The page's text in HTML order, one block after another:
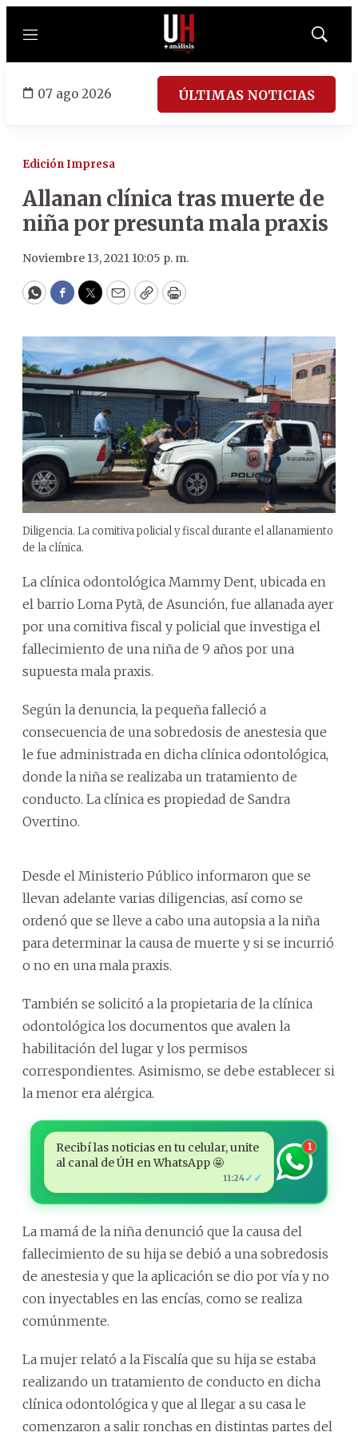
Menú
Mostrar
07 ago 2026 ÚLTIMAS NOTICIAS
Edición Impresa
Allanan clínica tras muerte de
niña por presunta mala praxis
Noviembre 13, 2021 10:05 p. m.
WhatsApp
Facebook
Twitter
EmailCopyPrint
Diligencia. La comitiva policial y fiscal durante el allanamiento
de la clínica.
La clínica odontológica Mammy Dent, ubicada en
el barrio Loma Pytã, de Asunción, fue allanada ayer
por una comitiva fiscal y policial que investiga el
fallecimiento de una niña de 9 años por una
supuesta mala praxis.
Según la denuncia, la pequeña falleció a
consecuencia de una sobredosis de anestesia que
le fue administrada en dicha clínica odontológica,
donde la niña se realizaba un tratamiento de
conducto. La clínica es propiedad de Sandra
Overtino.
Desde el Ministerio Público informaron que se
llevan adelante varias diligencias, así como se
ordenó que se lleve a cabo una autopsia a la niña
para determinar la causa de muerte y si se incurrió
o no en una mala praxis.
También se solicitó a la propietaria de la clínica
odontológica los documentos que avalen la
habilitación del lugar y los permisos
correspondientes. Asimismo, se debe establecer si
la menor era alérgica.
Recibí las noticias en tu celular, unite
al canal de ÚH en WhatsApp 🤩
11:24✓✓
1
La mamá de la niña denunció que la causa del
fallecimiento de su hija se debió a una sobredosis
de anestesia y que la aplicación se dio por vía y no
con inyectables en las encías, como se realiza
comúnmente.
La mujer relató a la Fiscalía que su hija se estaba
realizando un tratamiento de conducto en dicha
clínica odontológica y que al llegar a su casa le
comenzaron a salir ronchas en distintas partes del